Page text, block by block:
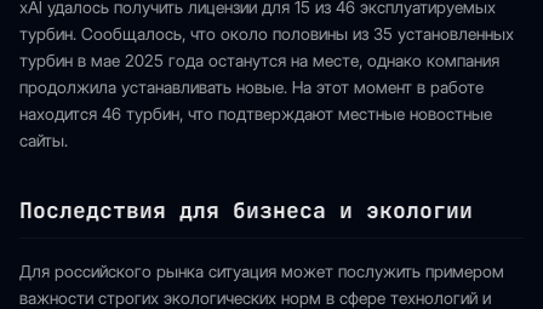
xAI удалось получить лицензии для 15 из 46 эксплуатируемых
турбин. Сообщалось, что около половины из 35 установленных
турбин в мае 2025 года останутся на месте, однако компания
продолжила устанавливать новые. На этот момент в работе
находится 46 турбин, что подтверждают местные новостные
сайты.
Последствия для бизнеса и экологии
Для российского рынка ситуация может послужить примером
важности строгих экологических норм в сфере технологий и